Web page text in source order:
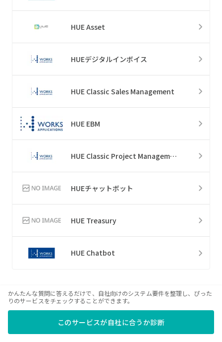
HUE Asset
HUEデジタルインボイス
HUE Classic Sales Management
HUE EBM
HUE Classic Project Management
HUEチャットボット
HUE Treasury
HUE Chatbot
サービスカテゴリ
かんたんな質問に答えるだけで、自社向けのシステム要件を整理し、ぴった
りのサービスをチェックすることができます。
このサービスが自社に合うか診断